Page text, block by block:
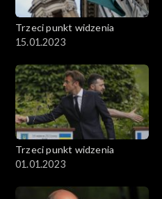
Trzeci punkt widzenia
15.01.2023
Trzeci punkt widzenia
01.01.2023